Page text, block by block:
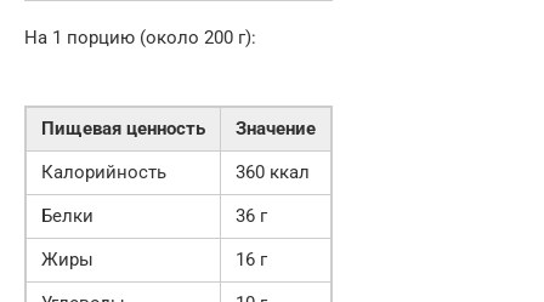
На 1 порцию (около 200 г):
Пищевая ценность
Значение
Калорийность
360 ккал
Белки
36 г
Жиры
16 г